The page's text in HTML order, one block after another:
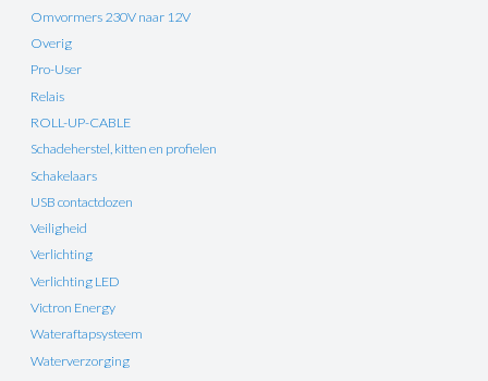
Omvormers 230V naar 12V
Overig
Pro-User
Relais
ROLL-UP-CABLE
Schadeherstel, kitten en profielen
Schakelaars
USB contactdozen
Veiligheid
Verlichting
Verlichting LED
Victron Energy
Wateraftapsysteem
Waterverzorging